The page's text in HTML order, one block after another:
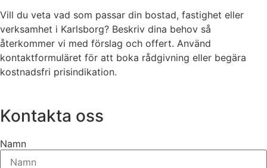
Vill du veta vad som passar din bostad, fastighet eller
verksamhet i Karlsborg? Beskriv dina behov så
återkommer vi med förslag och offert. Använd
kontaktformuläret för att boka rådgivning eller begära
kostnadsfri prisindikation.
Kontakta oss
Namn